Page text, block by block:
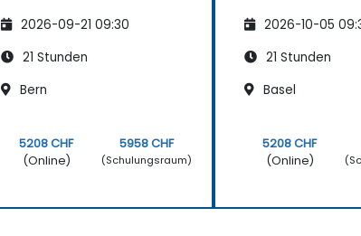
2026-09-21 09:30
21 Stunden
Bern
5208 CHF
(Online)
5958 CHF
(Schulungsraum)
2026-10-05
21 Stunden
Basel
5208 CHF
(Online)